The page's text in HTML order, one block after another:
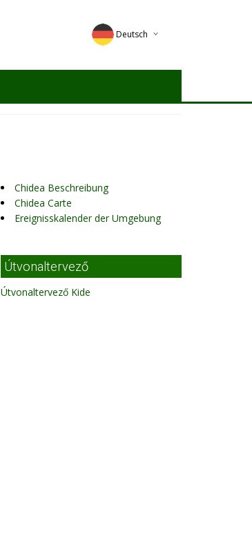
Deutsch
English
Chidea Beschreibung
Chidea Carte
Ereignisskalender der Umgebung
Útvonaltervező
Útvonaltervező Kide